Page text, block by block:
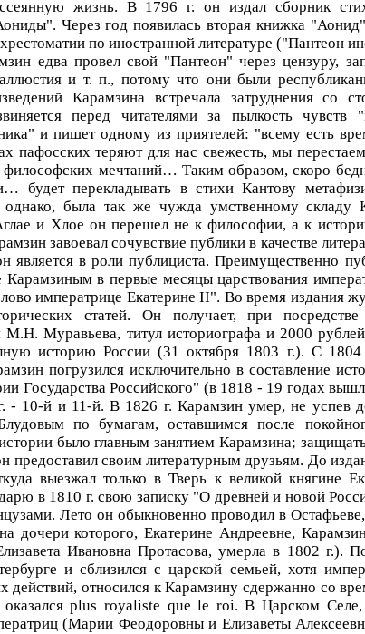
жизнь. В 1796 г. он издал сборник
Через год появилась вторая книжка
по иностранной литературе ("Пантеон
едва провел свой "Пантеон" через цензуру,
и т. п., потому что они были
Карамзина встречала затруднения со
перед читателями за пылкость чувств
и пишет одному из приятелей: "всему есть
пафосских теряют для нас свежесть, мы
философских мечтаний… Таким образом, скоро
будет перекладывать в стихи Кантову
однако, была так же чужда умственному складу
и Хлое он перешел не к философии, а к
завоевал сочувствие публики в качестве
является в роли публициста. Преимущественно
Карамзиным в первые месяцы царствования
императрице Екатерине II". Во время издания
статей. Он получает, при
М.Н. Муравьева, титул историографа и 2000
историю России (31 октября 1803 г.). С 1804
погрузился исключительно в составление
Государства Российского" (в 1818 - 19 годах
- 10-й и 11-й. В 1826 г. Карамзин умер, не успев
по бумагам, оставшимся после
было главным занятием Карамзина;
предоставил своим литературным друзьям. До
выезжал только в Тверь к великой княгине
в 1810 г. свою записку "О древней и новой
Лето он обыкновенно проводил в
дочери которого, Екатерине Андреевне,
Ивановна Протасова, умерла в 1802 г.).
и сблизился с царской семьей, хотя
действий, относился к Карамзину сдержанно со
оказался plus royaliste que le roi. В Царском
(Марии Феодоровны и Елизаветы